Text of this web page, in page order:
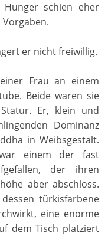
schien eher
er nicht freiwillig.
Frau an einem
Beide waren sie
Er, klein und
Dominanz
in Weibsgestalt.
einem der fast
der ihren
aber abschloss.
türkisfarbene
eine enorme
dem Tisch platziert